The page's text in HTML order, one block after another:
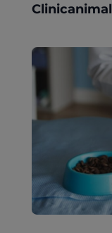
Clinicanimal